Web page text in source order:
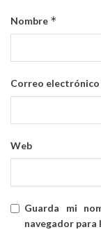
Nombre *
Correo electrónico
Web
Guarda mi
navegador para